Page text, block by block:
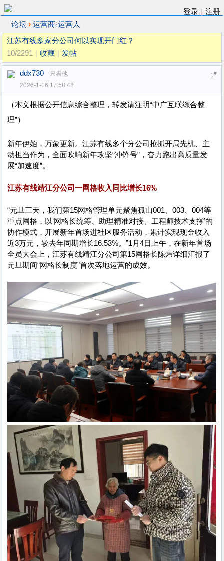
登录
注册
论坛 › 运营商·运营人
江苏有线多家分公司何以实现开门红？
10/2291
收藏 发帖
1#
ddx730
只看他
2026-1-16 17:58:48
（本文根据公开信息综合整理，转发请注明“中广互联综合整
理”）
新年伊始，万象更新。江苏有线多个分公司抢抓开局先机、主
动担当作为，全面吹响新年攻坚“冲锋号”，奋力跑出高质量发
展“加速度”。
江苏有线靖江分公司一网格收入同比增长16%
“元旦三天，我们第15网格管理单元聚焦孤山001、003、004等
重点网格，以‘网格长统筹、助理精准对接、工程师技术支撑’的
协作模式，开展新年首场进社区服务活动，累计实现现金收入
近3万元，较去年同期增长16.53%。”1月4日上午，在新年首场
全员大会上，江苏有线靖江分公司第15网格长陈炜详细汇报了
元旦期间“网格长制度”首次落地运营的成效。